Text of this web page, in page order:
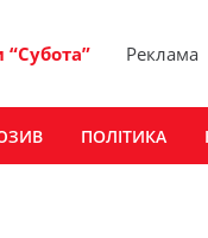
Реклама
ПОЛІТИКА